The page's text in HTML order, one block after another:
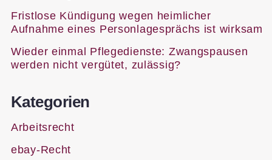
Fristlose Kündigung wegen heimlicher
Aufnahme eines Personlagesprächs ist wirksam
Wieder einmal Pflegedienste: Zwangspausen
werden nicht vergütet, zulässig?
Kategorien
Arbeitsrecht
ebay-Recht